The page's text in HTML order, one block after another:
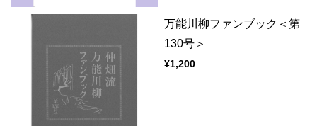
万能川柳ファンブック＜第
130号＞
¥1,200